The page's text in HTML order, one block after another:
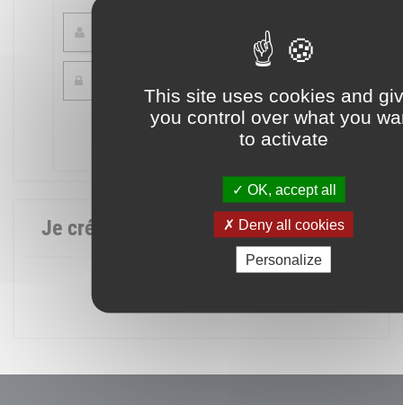
This site uses cookies and
you control over what you
to activate
OK, accept all
Deny all cookies
Personalize
Mot de passe oublié ?
Je crée mon compte